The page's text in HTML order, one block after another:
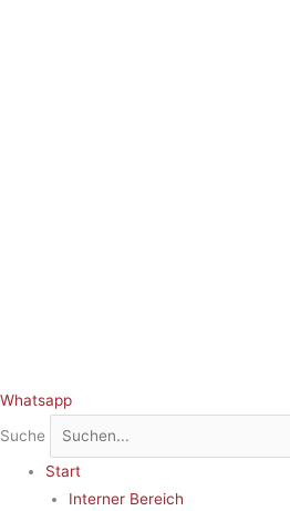
Whatsapp
Suche
Start
Interner Bereich